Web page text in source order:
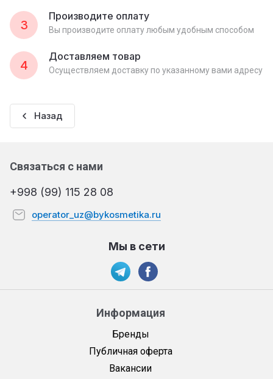
3
Производите оплату
Вы производите оплату любым удобным способом
4
Доставляем товар
Осуществляем доставку по указанному вами адресу
Назад
Информация
Бренды
Публичная оферта
Вакансии
Связаться с нами
+998 (99) 115 28 08
operator_uz@bykosmetika.ru
Мы в сети